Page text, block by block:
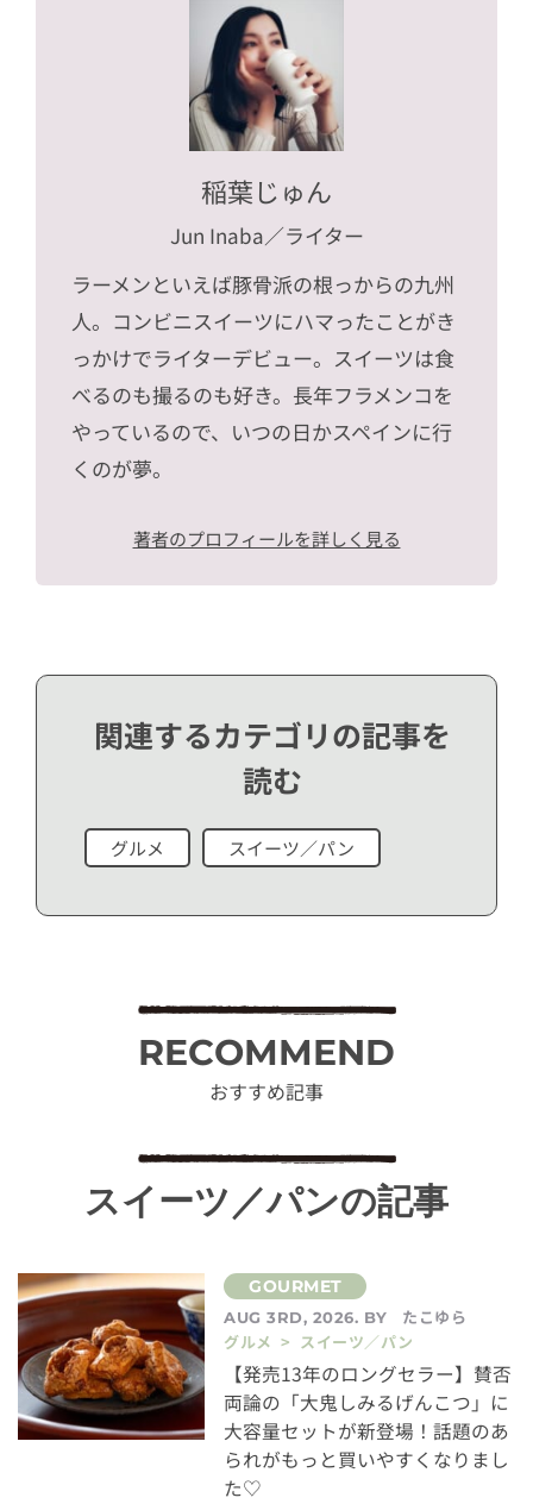
稲葉じゅん
Jun Inaba／ライター
ラーメンといえば豚骨派の根っからの九州
人。コンビニスイーツにハマったことがき
っかけでライターデビュー。スイーツは食
べるのも撮るのも好き。長年フラメンコを
やっているので、いつの日かスペインに行
くのが夢。
著者のプロフィールを詳しく見る
関連するカテゴリの記事を
読む
グルメ スイーツ／パン
RECOMMEND
おすすめ記事
スイーツ／パンの記事
AUG 3RD, 2026. BY
たこゆら
グルメ > スイーツ／パン
【発売13年のロングセラー】賛否
両論の「大鬼しみるげんこつ」に
大容量セットが新登場！話題のあ
られがもっと買いやすくなりまし
た♡